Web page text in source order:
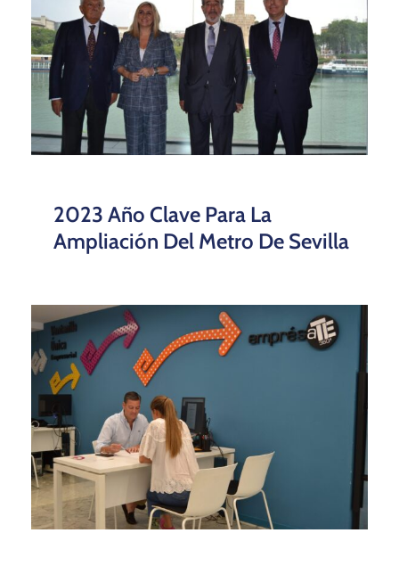
2023 Año Clave Para La
Ampliación Del Metro De Sevilla